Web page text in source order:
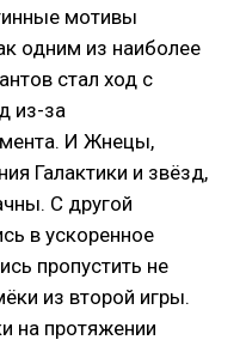
мотивы
одним из наиболее
стал ход с
из-за
И Жнецы,
Галактики и звёзд,
С другой
в ускоренное
пропустить не
из второй игры.
на протяжении